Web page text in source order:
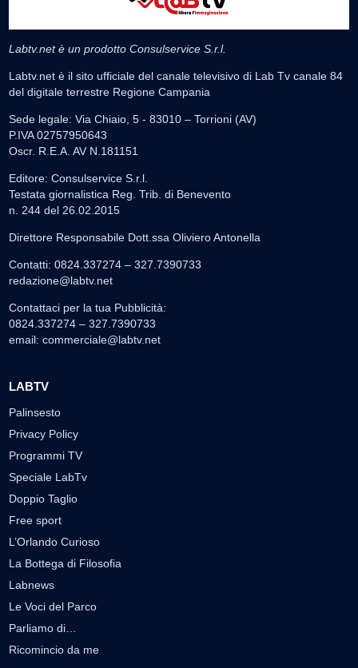
Labtv.net è un prodotto Consulservice S.r.l.
Labtv.net è il sito ufficiale del canale televisivo di Lab Tv canale 84
del digitale terrestre Regione Campania
Sede legale: Via Chiaio, 5 - 83010 – Torrioni (AV)
P.IVA 02757950643
Oscr. R.E.A. AV N.181151
Editore: Consulservice S.r.l.
Testata giornalistica Reg. Trib. di Benevento
n. 244 del 26.02.2015
Direttore Responsabile Dott.ssa Oliviero Antonella
Contatti: 0824.337274 – 327.7390733
redazione@labtv.net
Contattaci per la tua Pubblicità:
0824.337274 – 327.7390733
email: commerciale@labtv.net
LABTV
Palinsesto
Privacy Policy
Programmi TV
Speciale LabTv
Doppio Taglio
Free sport
L’Orlando Curioso
La Bottega di Filosofia
Labnews
Le Voci del Parco
Parliamo di…
Ricomincio da me